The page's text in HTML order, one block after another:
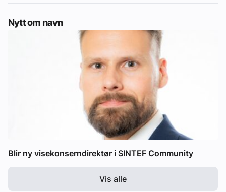
Nytt om navn
Blir ny visekonserndirektør i SINTEF Community
Vis alle